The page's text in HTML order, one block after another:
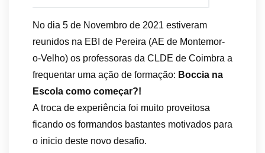
No dia 5 de Novembro de 2021 estiveram
reunidos na EBI de Pereira (AE de Montemor-
o-Velho) os professoras da CLDE de Coimbra a
frequentar uma ação de formação: Boccia na
Escola como começar?!
A troca de experiência foi muito proveitosa
ficando os formandos bastantes motivados para
o inicio deste novo desafio.